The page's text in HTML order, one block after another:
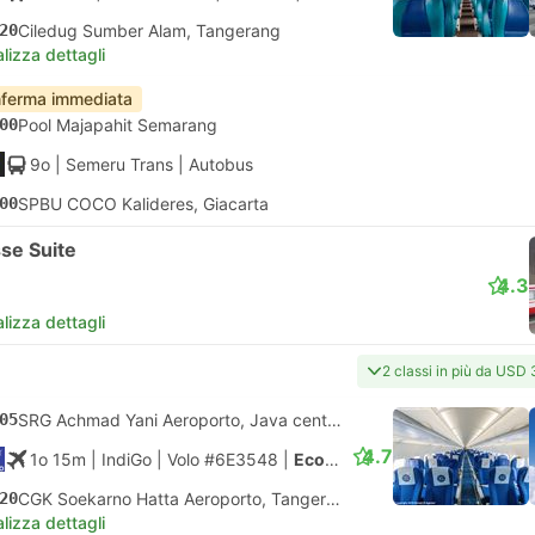
Ciledug Sumber Alam, Tangerang
dettagli
immediata
Pool Majapahit Semarang
9o | Semeru Trans Autobus
SPBU COCO Kalideres, Giacarta
Suite
dettagli
4.3
2 classi in più da USD
SRG Achmad Yani Aeroporto, Java centrale
1o 15m | IndiGo Volo #6E3548 Economy
CGK Soekarno Hatta Aeroporto, Tangerang
4.7
dettagli